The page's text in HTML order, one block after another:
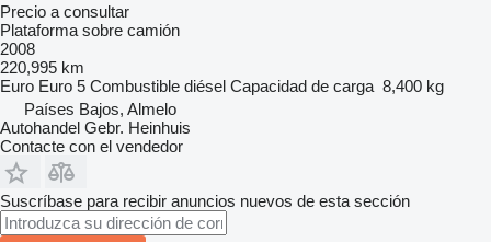
Precio a consultar
Plataforma sobre camión
2008
220,995 km
Euro Euro 5 Combustible diésel Capacidad de carga 8,400 kg
Países Bajos, Almelo
Autohandel Gebr. Heinhuis
Contacte con el vendedor
Suscríbase para recibir anuncios nuevos de esta sección